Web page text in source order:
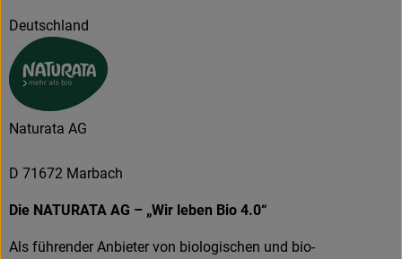
Deutschland
Naturata AG
D 71672 Marbach
Die NATURATA AG – „Wir leben Bio 4.0“
Als führender Anbieter von biologischen und bio-